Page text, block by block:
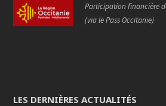
Participation financière
(via le Pass Occitanie)
LES DERNIÈRES ACTUALITÉS